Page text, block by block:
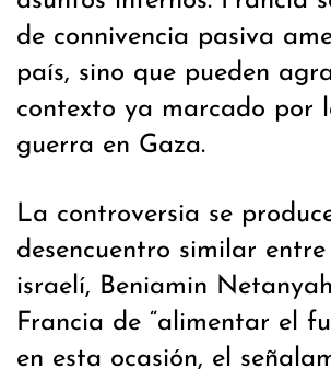
de connivencia pasiva
país, sino que pueden
contexto ya marcado por
guerra en Gaza.
La controversia se
desencuentro similar
israelí, Beniamin
Francia de “alimentar el
en esta ocasión, el